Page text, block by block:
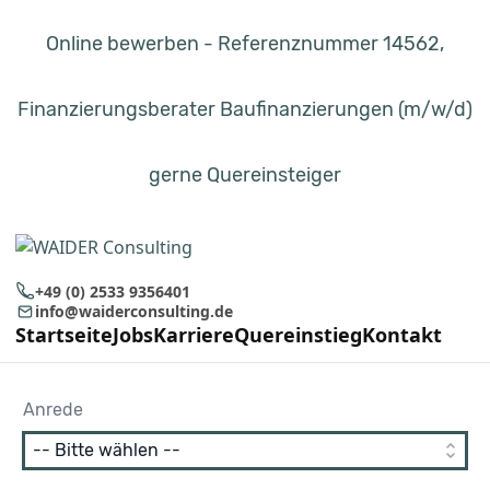
Online bewerben - Referenznummer 14562,
Finanzierungsberater Baufinanzierungen (m/w/d)
gerne Quereinsteiger
+49 (0) 2533 9356401
info@waiderconsulting.de
StartseiteJobsKarriereQuereinstiegKontakt
Anrede